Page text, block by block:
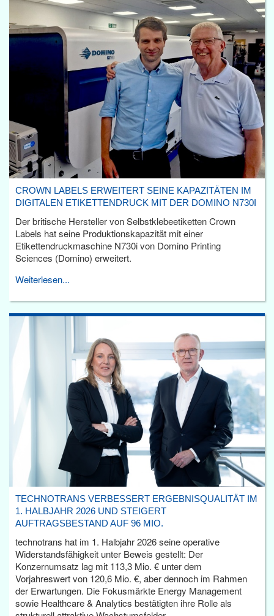
CROWN LABELS ERWEITERT SEINE KAPAZITÄTEN IM
DIGITALEN ETIKETTENDRUCK MIT DER DOMINO N730I
Der britische Hersteller von Selbstklebeetiketten Crown
Labels hat seine Produktionskapazität mit einer
Etikettendruckmaschine N730i von Domino Printing
Sciences (Domino) erweitert.
Weiterlesen...
TECHNOTRANS VERBESSERT ERGEBNISQUALITÄT IM
1. HALBJAHR 2026 UND STEIGERT
AUFTRAGSBESTAND AUF 96 MIO.
technotrans hat im 1. Halbjahr 2026 seine operative
Widerstandsfähigkeit unter Beweis gestellt: Der
Konzernumsatz lag mit 113,3 Mio. € unter dem
Vorjahreswert von 120,6 Mio. €, aber dennoch im Rahmen
der Erwartungen. Die Fokusmärkte Energy Management
sowie Healthcare & Analytics bestätigten ihre Rolle als